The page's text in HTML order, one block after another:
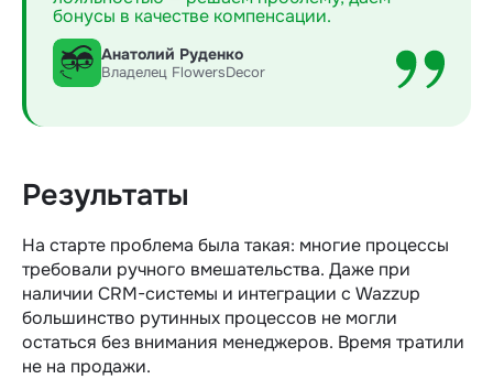
бонусы в качестве компенсации.
Анатолий Руденко
Владелец FlowersDecor
Результаты
На старте проблема была такая: многие процессы
требовали ручного вмешательства. Даже при
наличии CRM-системы и интеграции с Wazzup
большинство рутинных процессов не могли
остаться без внимания менеджеров. Время тратили
не на продажи.